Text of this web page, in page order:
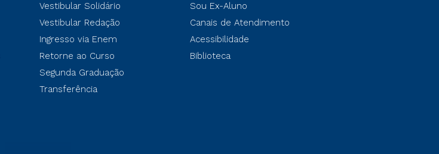
Vestibular Solidário
Vestibular Redação
Ingresso via Enem
Retorne ao Curso
Segunda Graduação
Transferência
Sou Ex-Aluno
Canais de Atendimento
Acessibilidade
Biblioteca